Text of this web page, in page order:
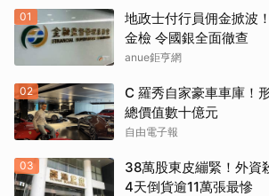
01
地政士付行員佣金掀波
金檢 令國銀全面徹查
anue鉅亨網
02
C 羅秀自家豪車車庫！
總價值數十億元
自由電子報
03
38萬股東皮繃緊！外資
4天倒貨逾11萬張最慘